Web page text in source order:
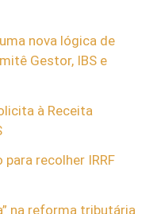
nova lógica de
Gestor, IBS e
à Receita
recolher IRRF
na reforma tributária